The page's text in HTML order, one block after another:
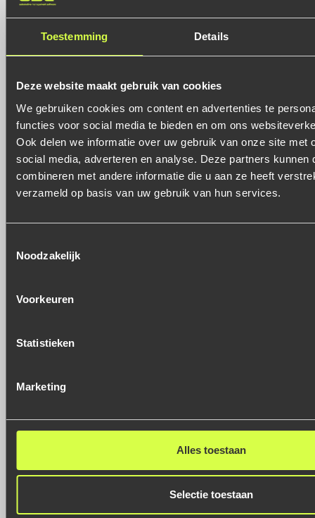
Toestemming Details
Deze website maakt gebruik van cookies
We gebruiken cookies om content en advertenties te
functies voor social media te bieden en om ons
Ook delen we informatie over uw gebruik van onze site met
social media, adverteren en analyse. Deze partners kunnen
combineren met andere informatie die u aan ze heeft
verzameld op basis van uw gebruik van hun services.
Noodzakelijk
Voorkeuren
Statistieken
Marketing
Alles toestaan
Selectie toestaan
wij ervoor dat hij ook zo in AutomaaT GO komt te staan.
Netjes op jouw briefpapier en met jouw logo’s en gegevens.
werkt of waar je vragen over hebt. Onze helpdesk is altijd
dichtbij. Je kunt direct vragen stellen via de chat, of je kunt
ons natuurlijk via de telefoon bereiken.
Probeer AutomaaT GO nu gratis
uitproberen? Dat kan. Vul hieronder je gegevens in en je
niets voor te downloaden of te installeren.